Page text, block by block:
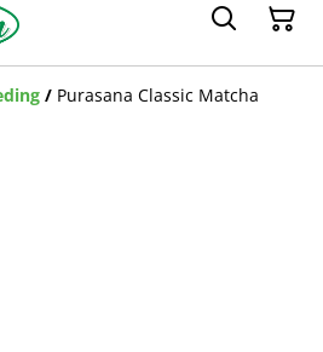
/ Purasana Classic Matcha